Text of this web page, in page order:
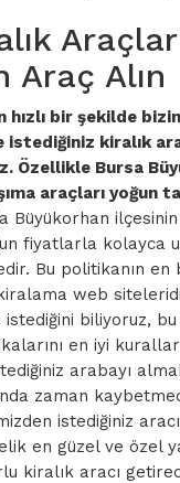
Araç Alın
hızlı bir şekilde
kiralık
Özellikle Bursa
araçları yoğun
Büyükorhan
fiyatlarla kolayca
Bu politikanın en
web
biliyoruz,
en iyi
arabayı
zaman
istediğiniz
en güzel ve özel
kiralık aracı